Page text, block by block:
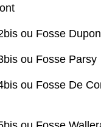
ou Fosse
ou Fosse Parsy
ou Fosse De